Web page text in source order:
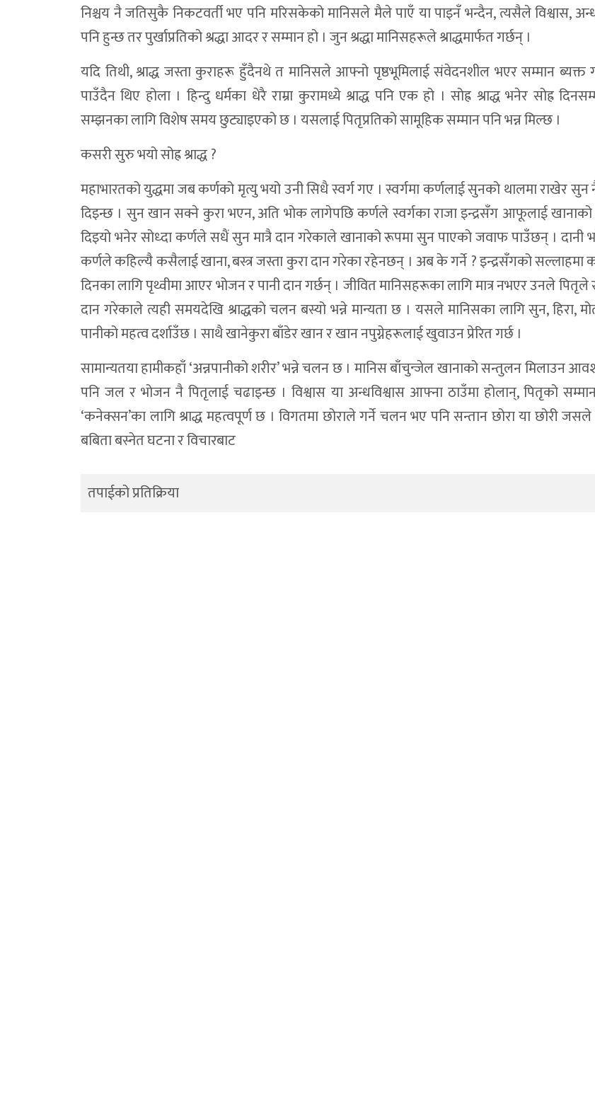
निश्चय नै जतिसुकै निकटवर्ती भए पनि मरिसकेको मानिसले मैले पाएँ या पाइनँ भन्दैन, त्यसैले विश्वास,
पनि हुन्छ तर पुर्खाप्रतिको श्रद्धा आदर र सम्मान हो । जुन श्रद्धा मानिसहरूले श्राद्धमार्फत गर्छन् ।
यदि तिथी, श्राद्ध जस्ता कुराहरू हुँदैनथे त मानिसले आफ्नो पृष्ठभूमिलाई संवेदनशील भएर सम्मान ब्यक्त
पाउँदैन थिए होला । हिन्दु धर्मका धेरै राम्रा कुरामध्ये श्राद्ध पनि एक हो । सोह्र श्राद्ध भनेर सोह्र
सम्झनका लागि विशेष समय छुट्याइएको छ । यसलाई पितृप्रतिको सामूहिक सम्मान पनि भन्न मिल्छ ।
कसरी सुरु भयो सोह्र श्राद्ध ?
महाभारतको युद्धमा जब कर्णको मृत्यु भयो उनी सिधै स्वर्ग गए । स्वर्गमा कर्णलाई सुनको थालमा राखेर
दिइन्छ । सुन खान सक्ने कुरा भएन, अति भोक लागेपछि कर्णले स्वर्गका राजा इन्द्रसँग आफूलाई
दिइयो भनेर सोध्दा कर्णले सधैं सुन मात्रै दान गरेकाले खानाको रूपमा सुन पाएको जवाफ पाउँछन् ।
कर्णले कहिल्यै कसैलाई खाना, बस्त्र जस्ता कुरा दान गरेका रहेनछन् । अब के गर्ने ? इन्द्रसँगको सल्लाहमा
दिनका लागि पृथ्वीमा आएर भोजन र पानी दान गर्छन् । जीवित मानिसहरूका लागि मात्र नभएर उनले
दान गरेकाले त्यही समयदेखि श्राद्धको चलन बस्यो भन्ने मान्यता छ । यसले मानिसका लागि सुन, हिरा,
पानीको महत्व दर्शाउँछ । साथै खानेकुरा बाँडेर खान र खान नपुग्नेहरूलाई खुवाउन प्रेरित गर्छ ।
सामान्यतया हामीकहाँ ‘अन्नपानीको शरीर’ भन्ने चलन छ । मानिस बाँचुन्जेल खानाको सन्तुलन मिलाउन
पनि जल र भोजन नै पितृलाई चढाइन्छ । विश्वास या अन्धविश्वास आफ्ना ठाउँमा होलान्, पितृको
‘कनेक्सन’का लागि श्राद्ध महत्वपूर्ण छ । विगतमा छोराले गर्ने चलन भए पनि सन्तान छोरा या छोरी
बबिता बस्नेत घटना र विचारबाट
तपाईको प्रतिक्रिया